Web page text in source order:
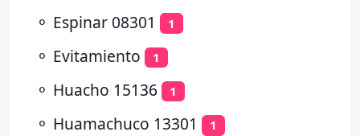
⚬ Espinar 08301 1
⚬ Evitamiento 1
⚬ Huacho 15136 1
⚬ Huamachuco 13301 1